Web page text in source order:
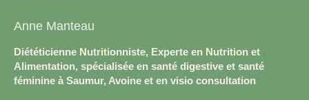
Anne Manteau
Diététicienne Nutritionniste, Experte en Nutrition et
Alimentation, spécialisée en santé digestive et santé
féminine à Saumur, Avoine et en visio consultation